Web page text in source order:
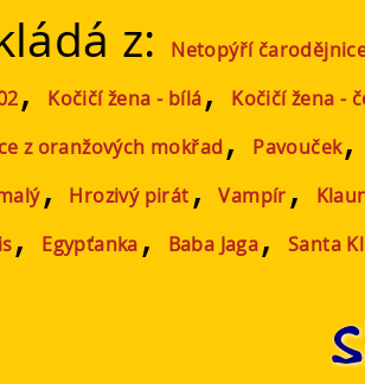
z:
Netopýří
, Kočičí žena - bílá,
Kočičí žena -
z oranžových mokřad , Pavouček
, Hrozivý pirát , Vampír ,
, Egypťanka , Baba Jaga, Santa